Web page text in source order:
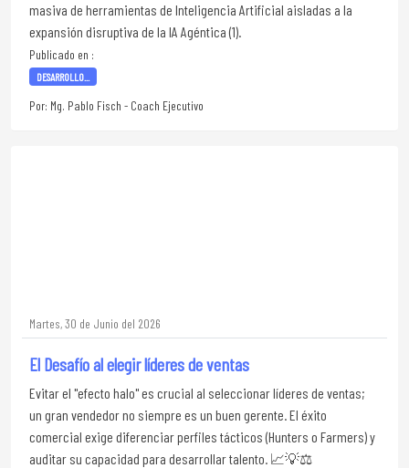
masiva de herramientas de Inteligencia Artificial aisladas a la
expansión disruptiva de la IA Agéntica (1).
Publicado en :
DESARROLLO...
Por: Mg. Pablo Fisch - Coach Ejecutivo
Martes, 30 de Junio del 2026
El Desafío al elegir líderes de ventas
Evitar el "efecto halo" es crucial al seleccionar líderes de ventas;
un gran vendedor no siempre es un buen gerente. El éxito
comercial exige diferenciar perfiles tácticos (Hunters o Farmers) y
auditar su capacidad para desarrollar talento. 📈💡⚖️